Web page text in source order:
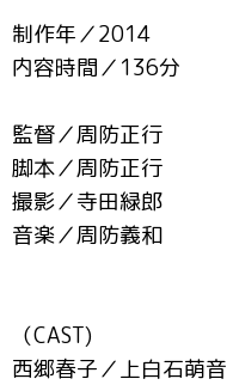
制作年／2014
内容時間／136分
監督／周防正行
脚本／周防正行
撮影／寺田緑郎
音楽／周防義和
（CAST)
西郷春子／上白石萌音